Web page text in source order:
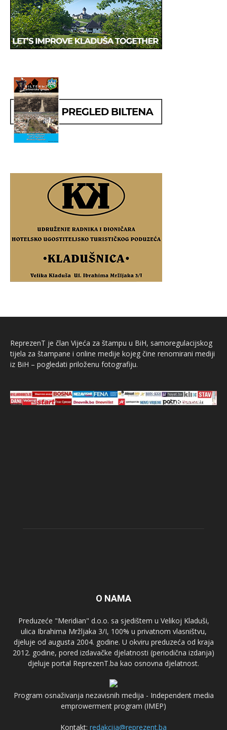
ReprezenT je član Vijeća za štampu u BiH, samoregulacijskog
tijela za štampane i online medije kojeg čine renomirani mediji
iz BiH – pogledati priloženu fotografiju.
O NAMA
Preduzeće "Meridian" d.o.o. sa sjedištem u Velikoj Kladuši,
ulica Ibrahima Mržljaka 3/I, 100% u privatnom vlasništvu,
djeluje od augusta 2004. godine. U okviru preduzeća od kraja
2012. godine, pored izdavačke djelatnosti (periodična izdanja)
djeluje portal ReprezenT.ba kao osnovna djelatnost.
Program osnaživanja nezavisnih medija - Independent media
emprowerment program (IMEP)
Kontakt: redakcija@reprezent.ba